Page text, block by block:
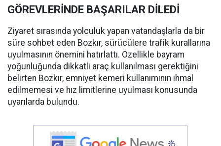
GÖREVLERİNDE BAŞARILAR DİLEDİ
Ziyaret sırasında yolculuk yapan vatandaşlarla da bir
süre sohbet eden Bozkır, sürücülere trafik kurallarına
uyulmasının önemini hatırlattı. Özellikle bayram
yoğunluğunda dikkatli araç kullanılması gerektiğini
belirten Bozkır, emniyet kemeri kullanımının ihmal
edilmemesi ve hız limitlerine uyulması konusunda
uyarılarda bulundu.